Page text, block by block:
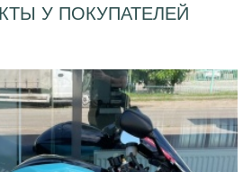
У ПОКУПАТЕЛЕЙ